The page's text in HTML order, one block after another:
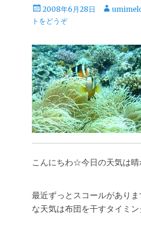
投
稿
2008年6月28日
投
トをどうぞ
こんにちわ☆今日の天気は
最近ずっとスコールがあり
な天気は布団を干すタイミン